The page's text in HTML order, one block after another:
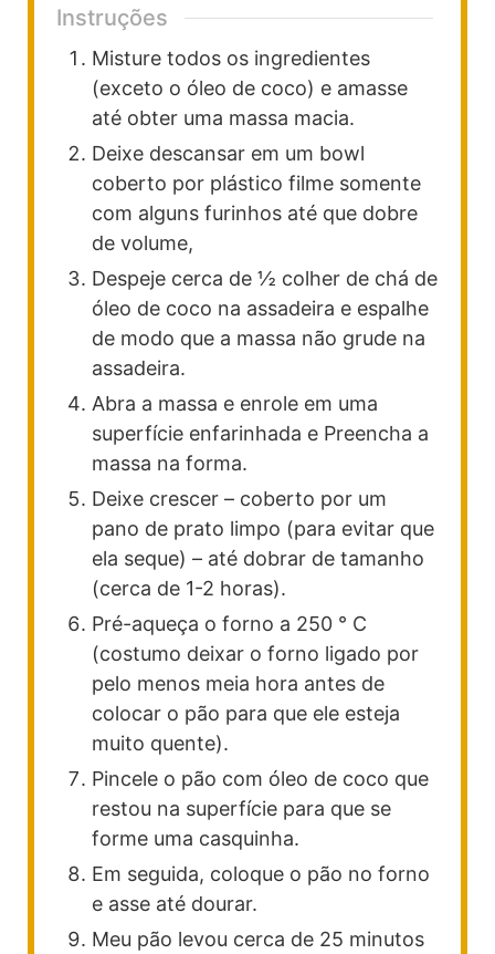
Instruções
Misture todos os ingredientes
(exceto o óleo de coco) e amasse
até obter uma massa macia.
Deixe descansar em um bowl
coberto por plástico filme somente
com alguns furinhos até que dobre
de volume,
Despeje cerca de ½ colher de chá de
óleo de coco na assadeira e espalhe
de modo que a massa não grude na
assadeira.
Abra a massa e enrole em uma
superfície enfarinhada e Preencha a
massa na forma.
Deixe crescer – coberto por um
pano de prato limpo (para evitar que
ela seque) – até dobrar de tamanho
(cerca de 1-2 horas).
Pré-aqueça o forno a 250 ° C
(costumo deixar o forno ligado por
pelo menos meia hora antes de
colocar o pão para que ele esteja
muito quente).
Pincele o pão com óleo de coco que
restou na superfície para que se
forme uma casquinha.
Em seguida, coloque o pão no forno
e asse até dourar.
Meu pão levou cerca de 25 minutos